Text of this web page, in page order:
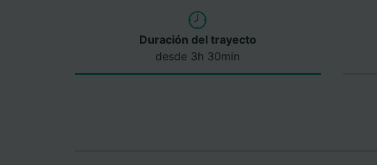
Duración del trayecto
desde 3h 30min